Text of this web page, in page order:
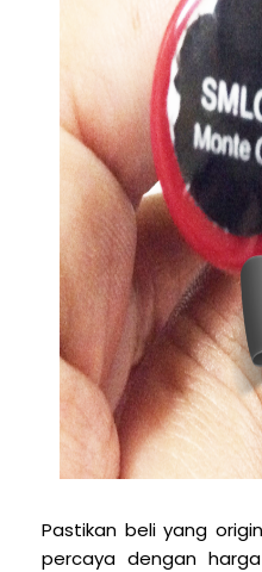
Pastikan beli yang
percaya dengan